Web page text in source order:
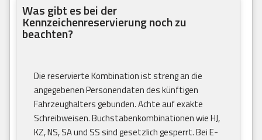
Was gibt es bei der
Kennzeichenreservierung noch zu
beachten?
Die reservierte Kombination ist streng an die
angegebenen Personendaten des künftigen
Fahrzeughalters gebunden. Achte auf exakte
Schreibweisen. Buchstabenkombinationen wie HJ,
KZ, NS, SA und SS sind gesetzlich gesperrt. Bei E-